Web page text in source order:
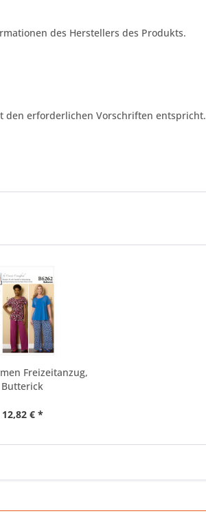
des Herstellers des Produkts.
den erforderlichen Vorschriften entspricht.
Freizeitanzug,
Butterick
12,82 € *